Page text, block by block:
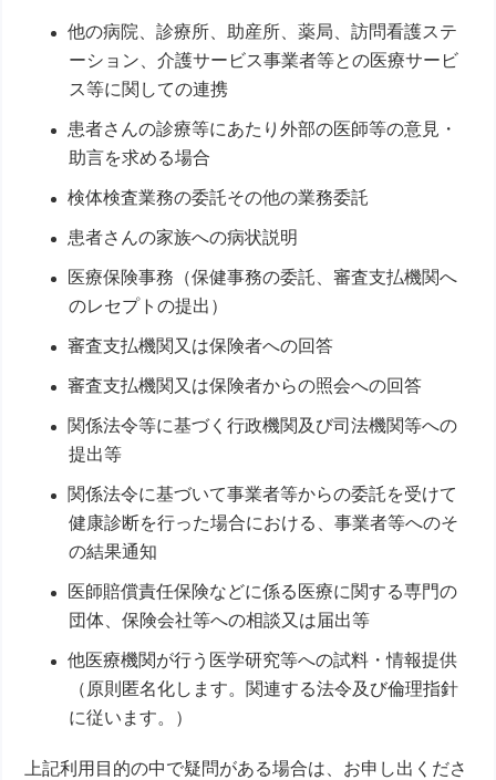
他の病院、診療所、助産所、薬局、訪問看護ステ
ーション、介護サービス事業者等との医療サービ
ス等に関しての連携
患者さんの診療等にあたり外部の医師等の意見・
助言を求める場合
検体検査業務の委託その他の業務委託
患者さんの家族への病状説明
医療保険事務（保健事務の委託、審査支払機関へ
のレセプトの提出）
審査支払機関又は保険者への回答
審査支払機関又は保険者からの照会への回答
関係法令等に基づく行政機関及び司法機関等への
提出等
関係法令に基づいて事業者等からの委託を受けて
健康診断を行った場合における、事業者等へのそ
の結果通知
医師賠償責任保険などに係る医療に関する専門の
団体、保険会社等への相談又は届出等
他医療機関が行う医学研究等への試料・情報提供
（原則匿名化します。関連する法令及び倫理指針
に従います。）
上記利用目的の中で疑問がある場合は、お申し出くださ